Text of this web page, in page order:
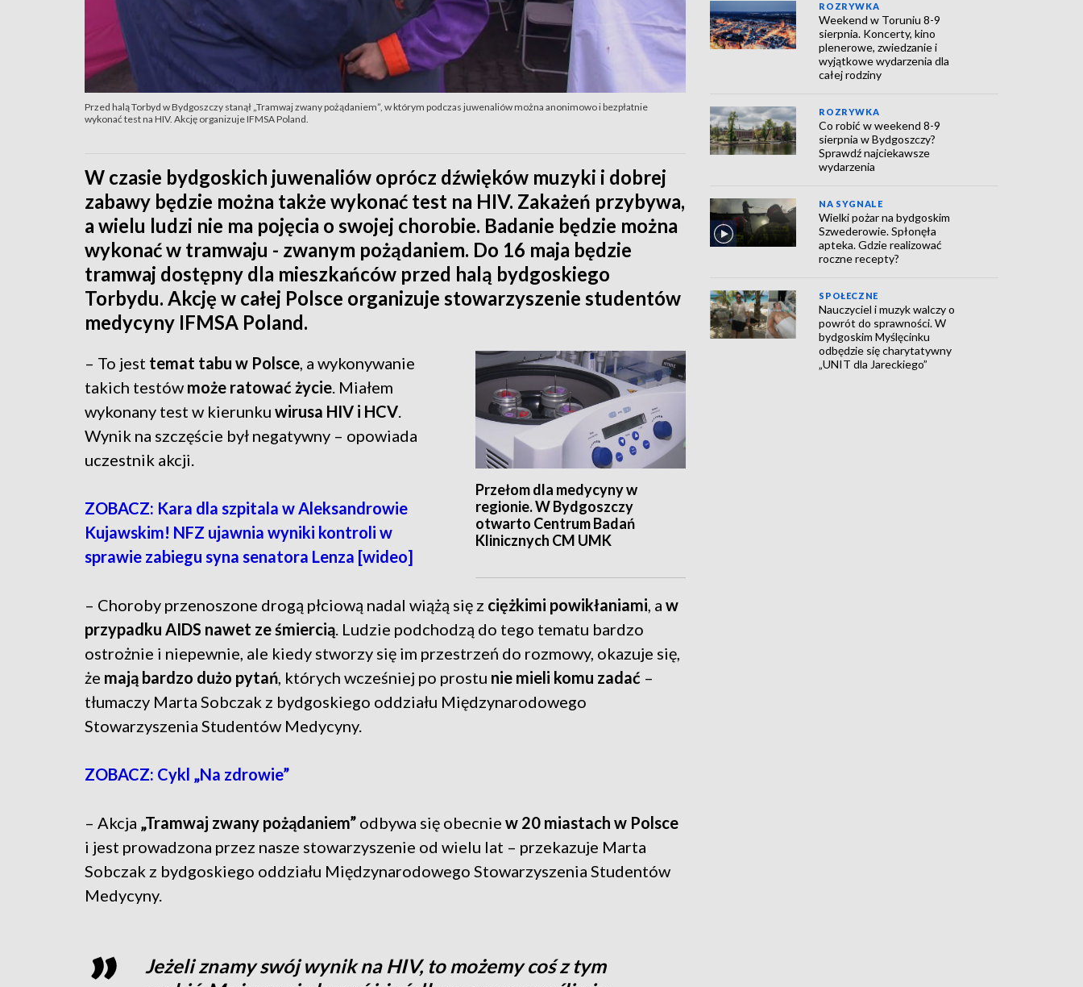
Przed halą Torbyd w Bydgoszczy stanął „Tramwaj zwany pożądaniem”, w którym podczas juwenaliów można anonimowo i bezpłatnie
wykonać test na HIV. Akcję organizuje IFMSA Poland.
W czasie bydgoskich juwenaliów oprócz dźwięków muzyki i dobrej
zabawy będzie można także wykonać test na HIV. Zakażeń przybywa,
a wielu ludzi nie ma pojęcia o swojej chorobie. Badanie będzie można
wykonać w tramwaju - zwanym pożądaniem. Do 16 maja będzie
tramwaj dostępny dla mieszkańców przed halą bydgoskiego
Torbydu. Akcję w całej Polsce organizuje stowarzyszenie studentów
medycyny IFMSA Poland.
Przełom dla medycyny w
regionie. W Bydgoszczy
otwarto Centrum Badań
Klinicznych CM UMK
– To jest temat tabu w Polsce , a wykonywanie
takich testów może ratować życie . Miałem
wykonany test w kierunku wirusa HIV i HCV
Wynik na szczęście był negatywny – opowiada
uczestnik akcji.
ZOBACZ: Kara dla szpitala w Aleksandrowie
Kujawskim! NFZ ujawnia wyniki kontroli w
sprawie zabiegu syna senatora Lenza [wideo]
– Choroby przenoszone drogą płciową nadal wiążą się z ciężkimi powikłaniami , a w
przypadku AIDS nawet ze śmiercią . Ludzie podchodzą do tego tematu bardzo
ostrożnie i niepewnie, ale kiedy stworzy się im przestrzeń do rozmowy, okazuje się,
że mają bardzo dużo pytań , których wcześniej po prostu nie mieli komu zadać –
tłumaczy Marta Sobczak z bydgoskiego oddziału Międzynarodowego
Stowarzyszenia Studentów Medycyny.
ZOBACZ: Cykl „Na zdrowie”
– Akcja „Tramwaj zwany pożądaniem” odbywa się obecnie w 20 miastach w Polsce
i jest prowadzona przez nasze stowarzyszenie od wielu lat – przekazuje Marta
Sobczak z bydgoskiego oddziału Międzynarodowego Stowarzyszenia Studentów
Medycyny.
Jeżeli znamy swój wynik na HIV, to możemy coś z tym
ROZRYWKA
Weekend w Toruniu 8-9
sierpnia. Koncerty, kino
plenerowe, zwiedzanie i
wyjątkowe wydarzenia dla
całej rodziny
ROZRYWKA
Co robić w weekend 8-9
sierpnia w Bydgoszczy?
Sprawdź najciekawsze
wydarzenia
NA SYGNALE
Wielki pożar na bydgoskim
Szwederowie. Spłonęła
apteka. Gdzie realizować
roczne recepty?
SPOŁECZNE
Nauczyciel i muzyk walczy o
powrót do sprawności. W
bydgoskim Myślęcinku
odbędzie się charytatywny
„UNIT dla Jareckiego”